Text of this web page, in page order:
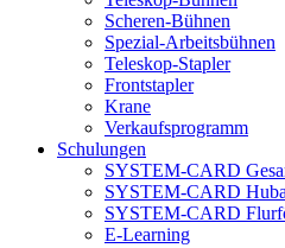
Scheren-Bühnen
Spezial-Arbeitsbühnen
Teleskop-Stapler
Frontstapler
Krane
Verkaufsprogramm
Schulungen
SYSTEM-CARD
SYSTEM-CARD
SYSTEM-CARD
E-Learning